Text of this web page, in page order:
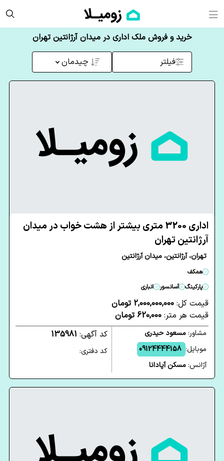
خرید و فروش ملک اداری در میدان آرژانتین تهران
فیلتر چیدمان
اداری 3200 متری بیشتر از هشت خواب در میدان
آرژانتین تهران
تهران، آرژانتین، میدان آرژانتین
همکف
پارکینگ
آسانسور انباری
قیمت کل: 2,000,000,000 تومان
قیمت هر متر: 620,000 تومان
مشاور:مسعود حیدری
موبایل: 09124444158
آژانس:مسکن آپادانا
کد آگهی: 135981
کد دفتری: